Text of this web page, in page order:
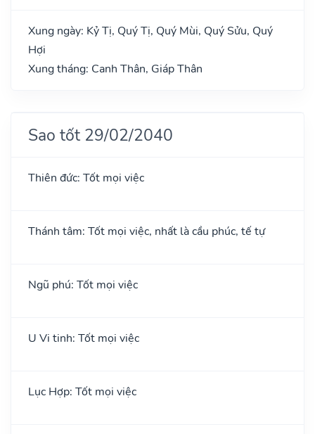
Xung ngày: Kỷ Tị, Quý Tị, Quý Mùi, Quý Sửu, Quý
Hợi
Xung tháng: Canh Thân, Giáp Thân
Sao tốt 29/02/2040
Thiên đức: Tốt mọi việc
Thánh tâm: Tốt mọi việc, nhất là cầu phúc, tế tự
Ngũ phú: Tốt mọi việc
U Vi tinh: Tốt mọi việc
Lục Hợp: Tốt mọi việc